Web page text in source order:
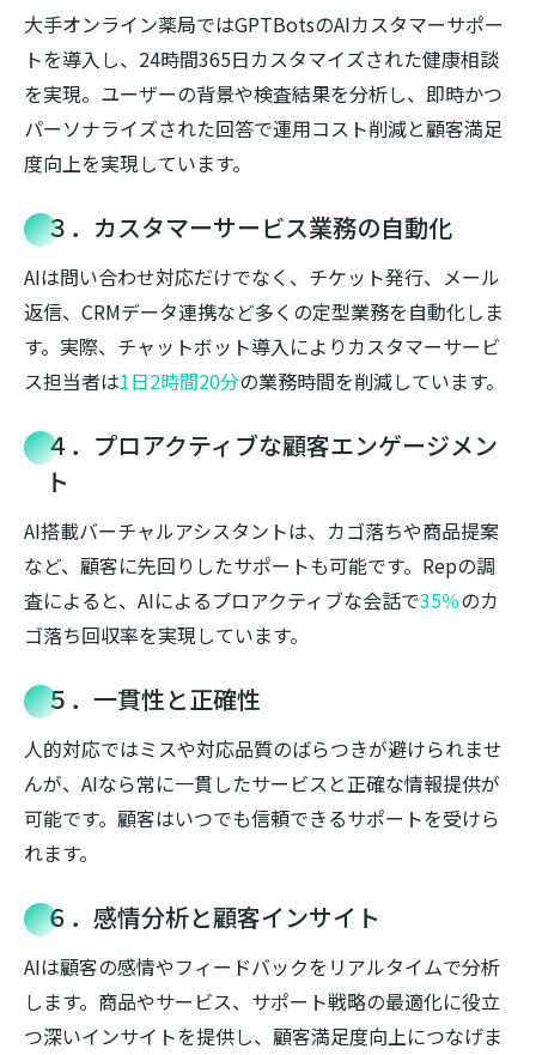
大手オンライン薬局ではGPTBotsのAIカスタマーサポー
トを導入し、24時間365日カスタマイズされた健康相談
を実現。ユーザーの背景や検査結果を分析し、即時かつ
パーソナライズされた回答で運用コスト削減と顧客満足
度向上を実現しています。
３．カスタマーサービス業務の自動化
AIは問い合わせ対応だけでなく、チケット発行、メール
返信、CRMデータ連携など多くの定型業務を自動化しま
す。実際、チャットボット導入によりカスタマーサービ
ス担当者は1日2時間20分の業務時間を削減しています。
４．プロアクティブな顧客エンゲージメン
ト
AI搭載バーチャルアシスタントは、カゴ落ちや商品提案
など、顧客に先回りしたサポートも可能です。Repの調
査によると、AIによるプロアクティブな会話で35％のカ
ゴ落ち回収率を実現しています。
５．一貫性と正確性
人的対応ではミスや対応品質のばらつきが避けられませ
んが、AIなら常に一貫したサービスと正確な情報提供が
可能です。顧客はいつでも信頼できるサポートを受けら
れます。
６．感情分析と顧客インサイト
AIは顧客の感情やフィードバックをリアルタイムで分析
します。商品やサービス、サポート戦略の最適化に役立
つ深いインサイトを提供し、顧客満足度向上につなげま